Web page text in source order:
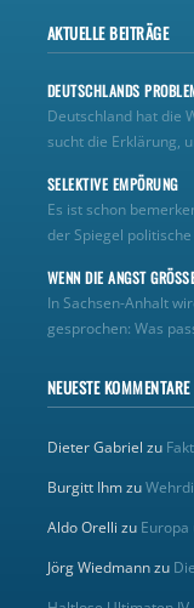
AKTUELLE BEITRÄGE
DEUTSCHLANDS
Deutschland hat die
sucht die Erklärung,
SELEKTIVE EMPÖRUNG
Es ist schon
der Spiegel
WENN DIE ANGST
In Sachsen-Anhalt
gesprochen: Was
NEUESTE KOMMENTARE
Dieter Gabriel zu
Burgitt Ihmzu
Aldo Orelli zu
Jörg Wiedmannzu